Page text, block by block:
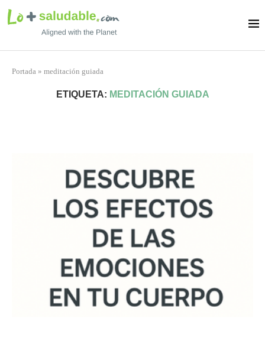
Portada » meditación guiada
ETIQUETA: MEDITACIÓN GUIADA